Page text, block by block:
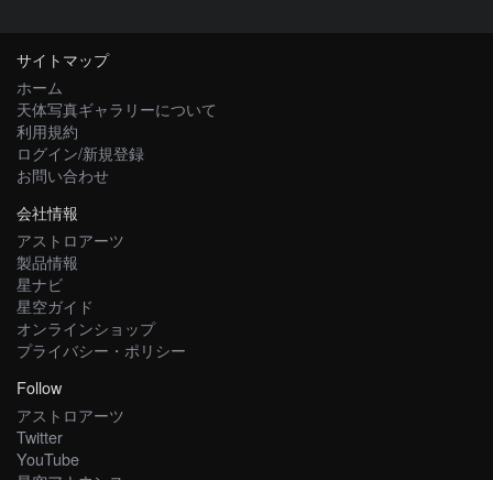
サイトマップ
ホーム
天体写真ギャラリーについて
利用規約
ログイン/新規登録
お問い合わせ
会社情報
アストロアーツ
製品情報
星ナビ
星空ガイド
オンラインショップ
プライバシー・ポリシー
Follow
アストロアーツ
Twitter
YouTube